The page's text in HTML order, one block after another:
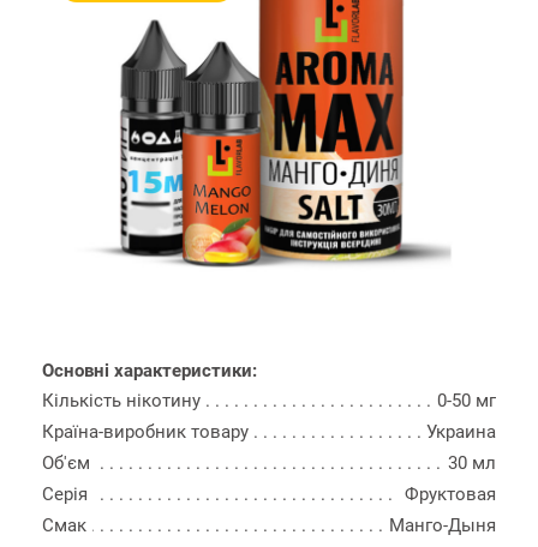
Основні характеристики:
Кількість нікотину
0-50 мг
Країна-виробник товару
Украина
Об'єм
30 мл
Серія
Фруктовая
Смак
Манго-Дыня